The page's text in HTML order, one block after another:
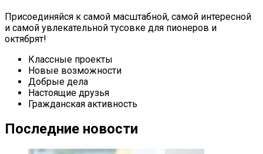
Присоединяйся к самой масштабной, самой интересной
и самой увлекательной тусовке для пионеров и
октябрят!
Классные проекты
Новые возможности
Добрые дела
Настоящие друзья
Гражданская активность
Последние новости